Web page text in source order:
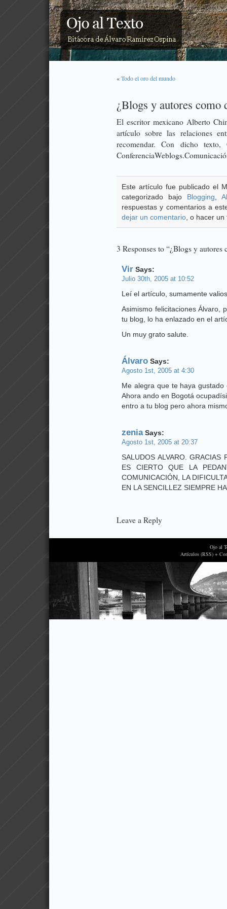
«Todo el oro del mundo
¿Blogs y autores como
El escritor mexicano Alberto
artículo sobre las relaciones
recomendar. Con dicho
Este artículo fue publicado el
categorizado bajo Blogging
respuestas y comentarios a
dejar un comentario , o hacer
3 Responses to “¿Blogs y
Vir Says:
Julio 30th, 2005 at 10:52
Leí el artículo, sumamente
Asimismo felicitaciones Álvaro,
tu blog, lo ha enlazado en el
Un muy grato salute.
Álvaro Says:
Agosto 1st, 2005 at 4:30
Me alegra que te haya
Ahora ando en Bogotá
entro a tu blog pero ahora
zeniaSays:
Agosto 1st, 2005 at 20:37
SALUDOS ALVARO. GRACIAS
ES CIERTO QUE LA
COMUNICACIÓN, LA
EN LA SENCILLEZ SIEMPRE
Leave a Reply
Ojo al
Artículos (RSS) +